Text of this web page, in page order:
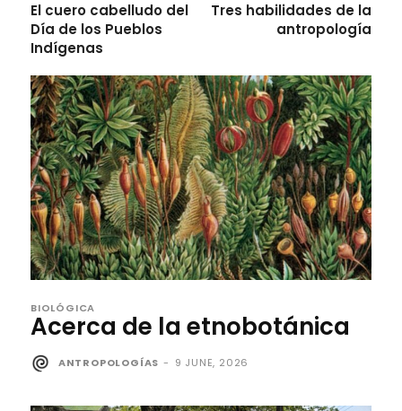
El cuero cabelludo del
Día de los Pueblos
Indígenas
Tres habilidades de la
antropología
BIOLÓGICA
Acerca de la etnobotánica
ANTROPOLOGÍAS - 9 JUNE, 2026